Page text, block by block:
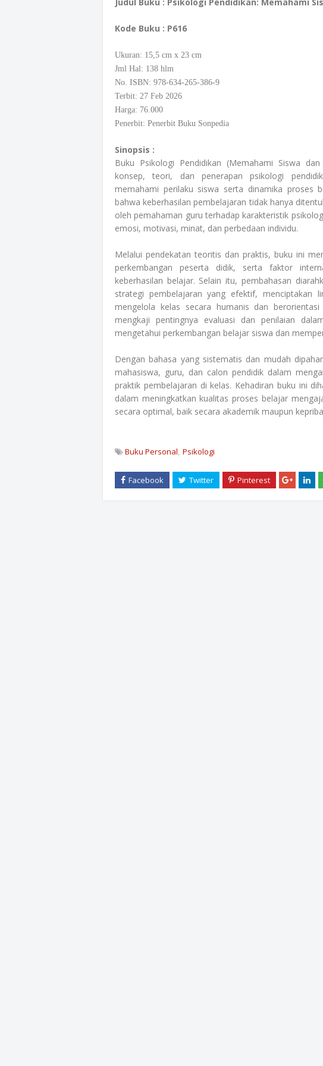
Kode Buku : P616
Ukuran: 15,5 cm x 23 cm
Jml Hal: 138 hlm
No. ISBN: 978-634-265-386-9
Terbit: 27 Feb 2026
Harga: 76.000
Penerbit: Penerbit Buku Sonpedia
Sinopsis :
Buku Psikologi Pendidikan (Memahami Siswa
konsep, teori, dan penerapan psikologi
memahami perilaku siswa serta dinamika proses
bahwa keberhasilan pembelajaran tidak hanya
oleh pemahaman guru terhadap karakteristik
emosi, motivasi, minat, dan perbedaan individu.
Melalui pendekatan teoritis dan praktis, buku ini
perkembangan peserta didik, serta faktor
keberhasilan belajar. Selain itu, pembahasan
strategi pembelajaran yang efektif, menciptakan
mengelola kelas secara humanis dan
mengkaji pentingnya evaluasi dan penilaian
mengetahui perkembangan belajar siswa dan
Dengan bahasa yang sistematis dan mudah
mahasiswa, guru, dan calon pendidik dalam
praktik pembelajaran di kelas. Kehadiran buku ini
dalam meningkatkan kualitas proses belajar
secara optimal, baik secara akademik maupun
Buku Personal Psikologi